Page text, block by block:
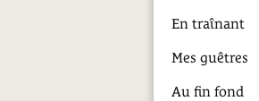
En traînant
Mes guêtres
Au fin fond